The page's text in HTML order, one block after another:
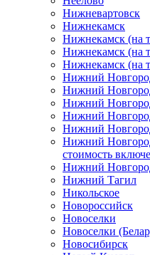
Нижневартовск
Нижнекамск
Нижнекамск (на
Нижнекамск (на
Нижнекамск (на
Нижний
Нижний
Нижний
Нижний
Нижний
Нижний
стоимость
Нижний
Нижний Тагил
Никольское
Новороссийск
Новоселки
Новоселки
Новосибирск